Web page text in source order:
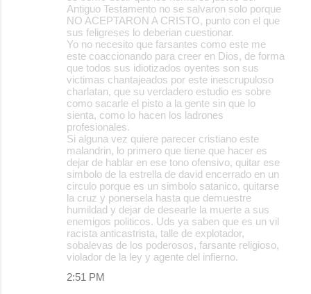
Antiguo Testamento no se salvaron solo porque
NO ACEPTARON A CRISTO, punto con el que
sus feligreses lo deberian cuestionar.
Yo no necesito que farsantes como este me
este coaccionando para creer en Dios, de forma
que todos sus idiotizados oyentes son sus
victimas chantajeados por este inescrupuloso
charlatan, que su verdadero estudio es sobre
como sacarle el pisto a la gente sin que lo
sienta, como lo hacen los ladrones
profesionales.
Si alguna vez quiere parecer cristiano este
malandrin, lo primero que tiene que hacer es
dejar de hablar en ese tono ofensivo, quitar ese
simbolo de la estrella de david encerrado en un
circulo porque es un simbolo satanico, quitarse
la cruz y ponersela hasta que demuestre
humildad y dejar de desearle la muerte a sus
enemigos politicos. Uds ya saben que es un vil
racista anticastrista, talle de explotador,
sobalevas de los poderosos, farsante religioso,
violador de la ley y agente del infierno.
2:51 PM